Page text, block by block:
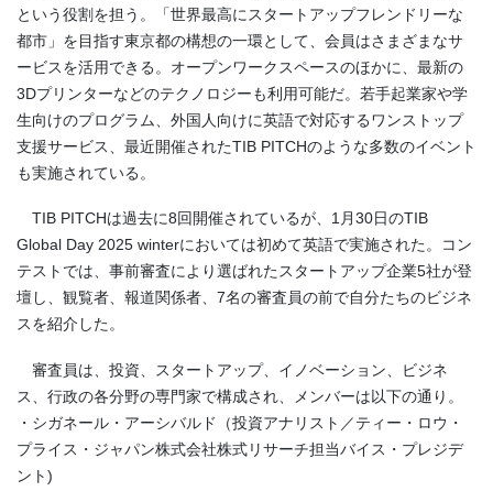
という役割を担う。「世界最高にスタートアップフレンドリーな
都市」を目指す東京都の構想の一環として、会員はさまざまなサ
ービスを活用できる。オープンワークスペースのほかに、最新の
3Dプリンターなどのテクノロジーも利用可能だ。若手起業家や学
生向けのプログラム、外国人向けに英語で対応するワンストップ
支援サービス、最近開催されたTIB PITCHのような多数のイベント
も実施されている。
TIB PITCHは過去に8回開催されているが、1月30日のTIB
Global Day 2025 winterにおいては初めて英語で実施された。コン
テストでは、事前審査により選ばれたスタートアップ企業5社が登
壇し、観覧者、報道関係者、7名の審査員の前で自分たちのビジネ
スを紹介した。
審査員は、投資、スタートアップ、イノベーション、ビジネ
ス、行政の各分野の専門家で構成され、メンバーは以下の通り。
・シガネール・アーシバルド（投資アナリスト／ティー・ロウ・
プライス・ジャパン株式会社株式リサーチ担当バイス・プレジデ
ント)